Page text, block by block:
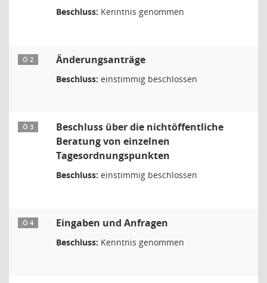
Beschluss: Kenntnis genommen
Ö 2 Änderungsanträge
Beschluss: einstimmig beschlossen
Ö 3
Beschluss über die nichtöffentliche
Beratung von einzelnen
Tagesordnungspunkten
Beschluss: einstimmig beschlossen
Ö 4 Eingaben und Anfragen
Beschluss: Kenntnis genommen